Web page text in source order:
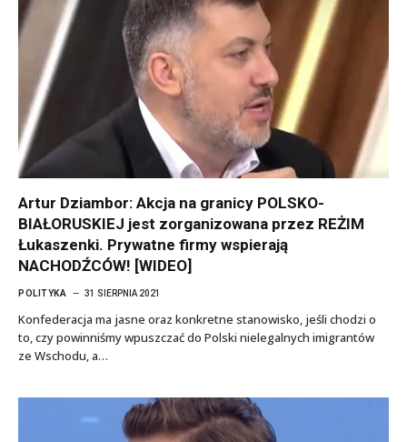
Artur Dziambor: Akcja na granicy POLSKO-
BIAŁORUSKIEJ jest zorganizowana przez REŻIM
Łukaszenki. Prywatne firmy wspierają
NACHODŹCÓW! [WIDEO]
POLITYKA 31 SIERPNIA 2021
Konfederacja ma jasne oraz konkretne stanowisko, jeśli chodzi o
to, czy powinniśmy wpuszczać do Polski nielegalnych imigrantów
ze Wschodu, a…